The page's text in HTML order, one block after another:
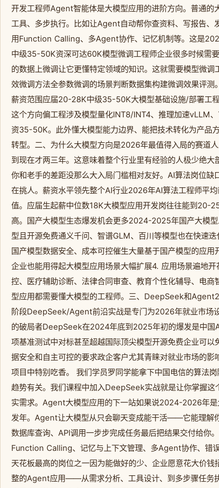
开发工程师Agent智能体是大模型应用的进阶方向。普通
工具、多步执行。比如让Agent自动帮你查资料、写报告
用Function Calling、多Agent协作、记忆机制等。这是
中级35-50K资深可达60K模型微调工程师企业很多时候需
的数据上微调让它更懂特定领域的知识。这就需要模型微
效微调方法全参数微调的场景判断数据集构建微调效果评
薪资范围应届20-28K中级35-50K大模型基础设施/部署工
这个方向偏工程涉及模型量化INT8/INT4、推理加速vLLM
资35-50K。此外懂大模型能力边界、能把技术转化为产品
转型。二、为什么大模型方向是2026年最值得入局的赛道
到现在才两三年。这意味着整个行业里有经验的人极少绝
你和老手的差距没那么大入局门槛相对友好。AI算法岗位
在挑人。薪资水平领先整个AI行业2026年AI算法工程师平
值。应届生起薪中位数18K大模型应用开发岗往往能到20-
高。国产大模型生态爆发机会更多2024-2025年国产大模
型且开源免费通义千问、智谱GLM、百川等模型也在快速
国产模型数据安全、成本可控催生大量基于国产模型的应
企业也能用得起大模型应用场景大幅扩展4. 应用场景遍地
控、医疗辅助诊断、法律合同审查、教育个性化辅导、电
型应用都需要懂大模型的工程师。三、DeepSeek和
阶段DeepSeek/Agent前沿实战是专门为2026年就业市场
的破局者DeepSeek在2024年底到2025年初的爆发是中国
项基准测试中对标甚至超越国际顶尖模型开源免费企业可
据安全和自主可控的要求政企客户尤其青睐对就业市场的
项目中特别吃香。 我们学员罗同学能拿下中国电信的算法
趋势有关。我们课程中加入DeepSeek实战就是让你掌握
实需求。Agent大模型应用的下一站如果说2024-2026年
发年。Agent让大模型从只会聊天变成能干活——它能理解
数据库查询、API调用一步步完成任务最后把结果交付给你
Function Calling、记忆与上下文管理、多Agent协作、错
天花板最高的岗位之一因为能做好的少、企业愿意花大价
整的Agent应用——从需求分析、工具设计、到多步骤任务